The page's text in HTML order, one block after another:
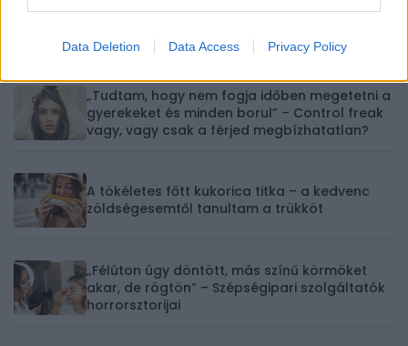
Data Deletion Data Access Privacy Policy
EZEKET OLVASSÁK MOST
„Tudtam, hogy nem fogja időben megetetni a
gyerekeket és minden borul” – Control freak
vagy, vagy csak a férjed megbízhatatlan?
A tökéletes főtt kukorica titka – a kedvenc
zöldségesemtől tanultam a trükköt
„Félúton úgy döntött, más színű körmöket
akar, de rögtön” – Szépségipari szolgáltatók
horrorsztorijai